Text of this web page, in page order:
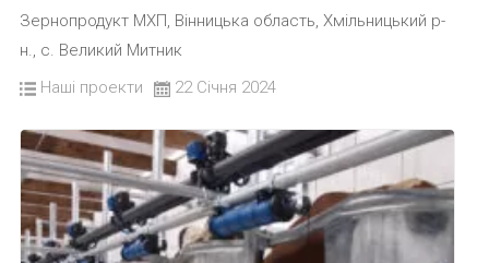
Зернопродукт МХП, Вінницька область, Хмільницький р-
н., с. Великий Митник
Наші проекти
22 Січня 2024